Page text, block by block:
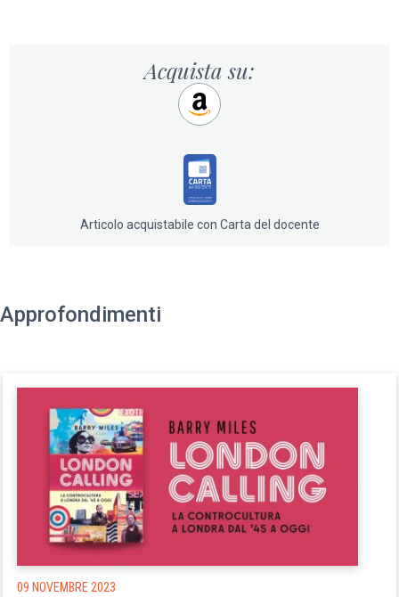
tempo stesso autodistruttiva, raccontata sul filo di
quell’ironia che solo un testimone diretto può
fa tremare l’idea stessa di ‘controcultura’, poiché vi si
ritrova molta della creatività che animerà per ibridazione
la cultura ufficiale del Novecento:
Yoko Ono, Derek Jarman, David Hockney, i Clash, i
e divertente mai scritto sull’avventura gloriosa e infame
di un’epoca oggi entrata nella leggenda.
Acquista su:
Articolo acquistabile con Carta del docente
Approfondimenti
09 NOVEMBRE 2023